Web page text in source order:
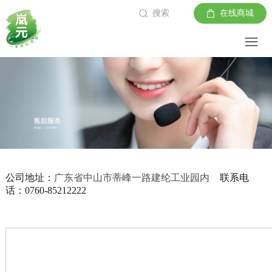
在线商城
搜索
公司地址： 广东省中山市蒂峰一路建纶工业园内
联系电
话：0760-85212222